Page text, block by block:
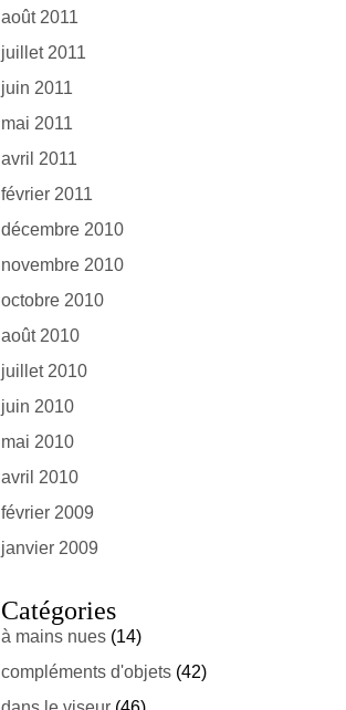
août 2011
juillet 2011
juin 2011
mai 2011
avril 2011
février 2011
décembre 2010
novembre 2010
octobre 2010
août 2010
juillet 2010
juin 2010
mai 2010
avril 2010
février 2009
janvier 2009
Catégories
à mains nues (14)
compléments d'objets (42)